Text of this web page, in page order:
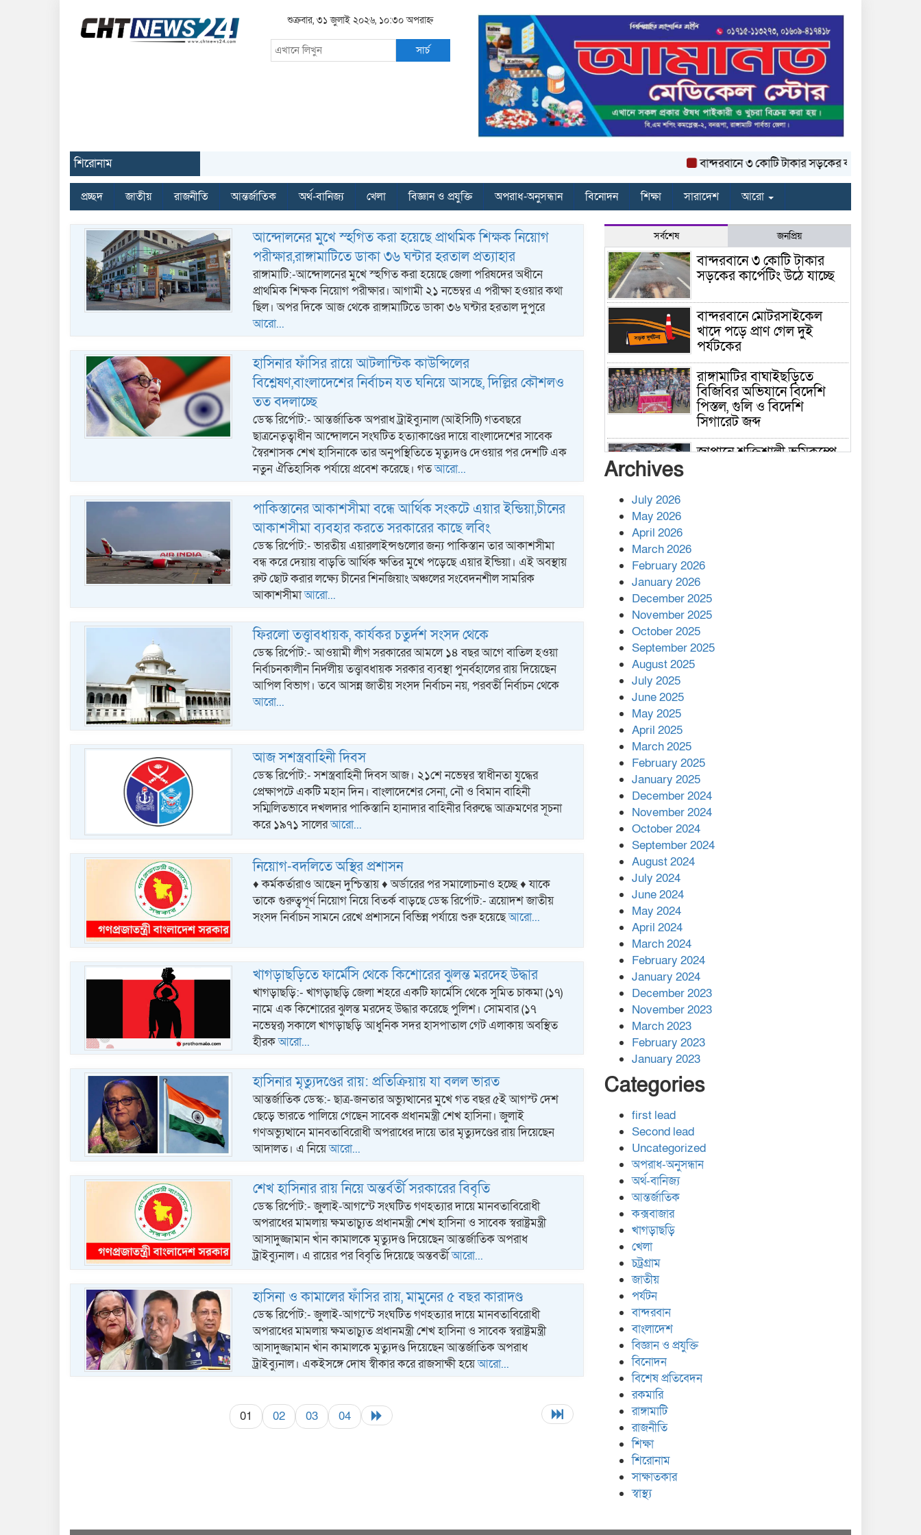
শুক্রবার, ৩১ জুলাই ২০২৬, ১০:৩০ অপরাহ্ন
সার্চ
শিরোনাম বান্দরবানে ৩ কোটি টাকার সড়কের কার্পেটিং উঠে যাচ্ছে
প্রচ্ছদ জাতীয় রাজনীতি আন্তর্জাতিক অর্থ-বানিজ্য খেলা বিজ্ঞান ও প্রযুক্তি অপরাধ-অনুসন্ধান বিনোদন শিক্ষা সারাদেশ আরো
আন্দোলনের মুখে স্হগিত করা হয়েছে প্রাথমিক শিক্ষক নিয়োগ
পরীক্ষার,রাঙ্গামাটিতে ডাকা ৩৬ ঘন্টার হরতাল প্রত্যাহার
রাঙ্গামাটি:-আন্দোলনের মুখে স্হগিত করা হয়েছে জেলা পরিষদের অধীনে
প্রাথমিক শিক্ষক নিয়োগ পরীক্ষার। আগামী ২১ নভেম্বর এ পরীক্ষা হওয়ার কথা
ছিল। অপর দিকে আজ থেকে রাঙ্গামাটিতে ডাকা ৩৬ ঘন্টার হরতাল দুপুরে
আরো...
হাসিনার ফাঁসির রায়ে আটলান্টিক কাউন্সিলের
বিশ্লেষণ,বাংলাদেশের নির্বাচন যত ঘনিয়ে আসছে, দিল্লির কৌশলও
তত বদলাচ্ছে
ডেস্ক রির্পোট:- আন্তর্জাতিক অপরাধ ট্রাইব্যুনাল (আইসিটি) গতবছরে
ছাত্রনেতৃত্বাধীন আন্দোলনে সংঘটিত হত্যাকাণ্ডের দায়ে বাংলাদেশের সাবেক
স্বৈরশাসক শেখ হাসিনাকে তার অনুপস্থিতিতে মৃত্যুদণ্ড দেওয়ার পর দেশটি এক
নতুন ঐতিহাসিক পর্যায়ে প্রবেশ করেছে। গতআরো...
পাকিস্তানের আকাশসীমা বন্ধে আর্থিক সংকটে এয়ার ইন্ডিয়া,চীনের
আকাশসীমা ব্যবহার করতে সরকারের কাছে লবিং
ডেস্ক রির্পোট:- ভারতীয় এয়ারলাইন্সগুলোর জন্য পাকিস্তান তার আকাশসীমা
বন্ধ করে দেয়ায় বাড়তি আর্থিক ক্ষতির মুখে পড়েছে এয়ার ইন্ডিয়া। এই অবস্থায়
রুট ছোট করার লক্ষ্যে চীনের শিনজিয়াং অঞ্চলের সংবেদনশীল সামরিক
আকাশসীমাআরো...
ফিরলো তত্ত্বাবধায়ক, কার্যকর চতুর্দশ সংসদ থেকে
ডেস্ক রির্পোট:- আওয়ামী লীগ সরকারের আমলে ১৪ বছর আগে বাতিল হওয়া
নির্বাচনকালীন নির্দলীয় তত্ত্বাবধায়ক সরকার ব্যবস্থা পুনর্বহালের রায় দিয়েছেন
আপিল বিভাগ। তবে আসন্ন জাতীয় সংসদ নির্বাচন নয়, পরবর্তী নির্বাচন থেকে
আরো...
আজ সশস্ত্রবাহিনী দিবস
ডেস্ক রির্পোট:- সশস্ত্রবাহিনী দিবস আজ। ২১শে নভেম্বর স্বাধীনতা যুদ্ধের
প্রেক্ষাপটে একটি মহান দিন। বাংলাদেশের সেনা, নৌ ও বিমান বাহিনী
সম্মিলিতভাবে দখলদার পাকিস্তানি হানাদার বাহিনীর বিরুদ্ধে আক্রমণের সূচনা
করে ১৯৭১ সালেরআরো...
নিয়োগ-বদলিতে অস্থির প্রশাসন
♦ কর্মকর্তারাও আছেন দুশ্চিন্তায় ♦ অর্ডারের পর সমালোচনাও হচ্ছে ♦ যাকে
তাকে গুরুত্বপূর্ণ নিয়োগ নিয়ে বিতর্ক বাড়ছে ডেস্ক রির্পোট:- ত্রয়োদশ জাতীয়
সংসদ নির্বাচন সামনে রেখে প্রশাসনে বিভিন্ন পর্যায়ে শুরু হয়েছেআরো...
খাগড়াছড়িতে ফার্মেসি থেকে কিশোরের ঝুলন্ত মরদেহ উদ্ধার
খাগড়াছড়ি:- খাগড়াছড়ি জেলা শহরে একটি ফার্মেসি থেকে সুমিত চাকমা (১৭)
নামে এক কিশোরের ঝুলন্ত মরদেহ উদ্ধার করেছে পুলিশ। সোমবার (১৭
নভেম্বর) সকালে খাগড়াছড়ি আধুনিক সদর হাসপাতাল গেট এলাকায় অবস্থিত
হীরকআরো...
হাসিনার মৃত্যুদণ্ডের রায়: প্রতিক্রিয়ায় যা বলল ভারত
আন্তর্জাতিক ডেস্ক:- ছাত্র-জনতার অভ্যুত্থানের মুখে গত বছর ৫ই আগস্ট দেশ
ছেড়ে ভারতে পালিয়ে গেছেন সাবেক প্রধানমন্ত্রী শেখ হাসিনা। জুলাই
গণঅভ্যুত্থানে মানবতাবিরোধী অপরাধের দায়ে তার মৃত্যুদণ্ডের রায় দিয়েছেন
আদালত। এ নিয়েআরো...
শেখ হাসিনার রায় নিয়ে অন্তর্বর্তী সরকারের বিবৃতি
ডেস্ক রির্পোট:- জুলাই-আগস্টে সংঘটিত গণহত্যার দায়ে মানবতাবিরোধী
অপরাধের মামলায় ক্ষমতাচ্যুত প্রধানমন্ত্রী শেখ হাসিনা ও সাবেক স্বরাষ্ট্রমন্ত্রী
আসাদুজ্জামান খাঁন কামালকে মৃত্যুদণ্ড দিয়েছেন আন্তর্জাতিক অপরাধ
ট্রাইব্যুনাল। এ রায়ের পর বিবৃতি দিয়েছে অন্তবর্তীআরো...
হাসিনা ও কামালের ফাঁসির রায়, মামুনের ৫ বছর কারাদণ্ড
ডেস্ক রির্পোট:- জুলাই-আগস্টে সংঘটিত গণহত্যার দায়ে মানবতাবিরোধী
অপরাধের মামলায় ক্ষমতাচ্যুত প্রধানমন্ত্রী শেখ হাসিনা ও সাবেক স্বরাষ্ট্রমন্ত্রী
আসাদুজ্জামান খাঁন কামালকে মৃত্যুদণ্ড দিয়েছেন আন্তর্জাতিক অপরাধ
ট্রাইব্যুনাল। একইসঙ্গে দোষ স্বীকার করে রাজসাক্ষী হয়েআরো...
01 02 03 04
সর্বশেষ জনপ্রিয়
বান্দরবানে ৩ কোটি টাকার
সড়কের কার্পেটিং উঠে যাচ্ছে
বান্দরবানে মোটরসাইকেল
খাদে পড়ে প্রাণ গেল দুই
পর্যটকের
রাঙ্গামাটির বাঘাইছড়িতে
বিজিবির অভিযানে বিদেশি
পিস্তল, গুলি ও বিদেশি
সিগারেট জব্দ
জাপানে শক্তিশালী ভূমিকম্পে
কাপ্তাই প্রেস ক্লাবের সভাপতি
মাহফুজ, সম্পাদক রিপন মারমা
নির্বাচিত
মালয়েশিয়ার প্রধানমন্ত্রীকে চিঠি
দেয়ার পর ফোন তারেক
রহমানের,গ্যাস সঙ্কট
মোকাবিলায় সহায়তার আশ্বাস
এক বিলিয়ন ডলার বিনিয়োগ
হবে আনোয়ারায়
বান্দরবানে বন্যায় ক্ষতিগ্রস্তদের
মাঝে সহায়তা দিলেন সাচিং প্রু
জেরী
Archives
July 2026
May 2026
April 2026
March 2026
February 2026
January 2026
December 2025
November 2025
October 2025
September 2025
August 2025
July 2025
June 2025
May 2025
April 2025
March 2025
February 2025
January 2025
December 2024
November 2024
October 2024
September 2024
August 2024
July 2024
June 2024
May 2024
April 2024
March 2024
February 2024
January 2024
December 2023
November 2023
March 2023
February 2023
January 2023
Categories
first lead
Second lead
Uncategorized
অপরাধ-অনুসন্ধান
অর্থ-বানিজ্য
আন্তর্জাতিক
কক্সবাজার
খাগড়াছড়ি
খেলা
চট্রগ্রাম
জাতীয়
পর্যটন
বান্দরবান
বাংলাদেশ
বিজ্ঞান ও প্রযুক্তি
বিনোদন
বিশেষ প্রতিবেদন
রকমারি
রাঙ্গামাটি
রাজনীতি
শিক্ষা
শিরোনাম
সাক্ষাতকার
স্বাস্থ্য